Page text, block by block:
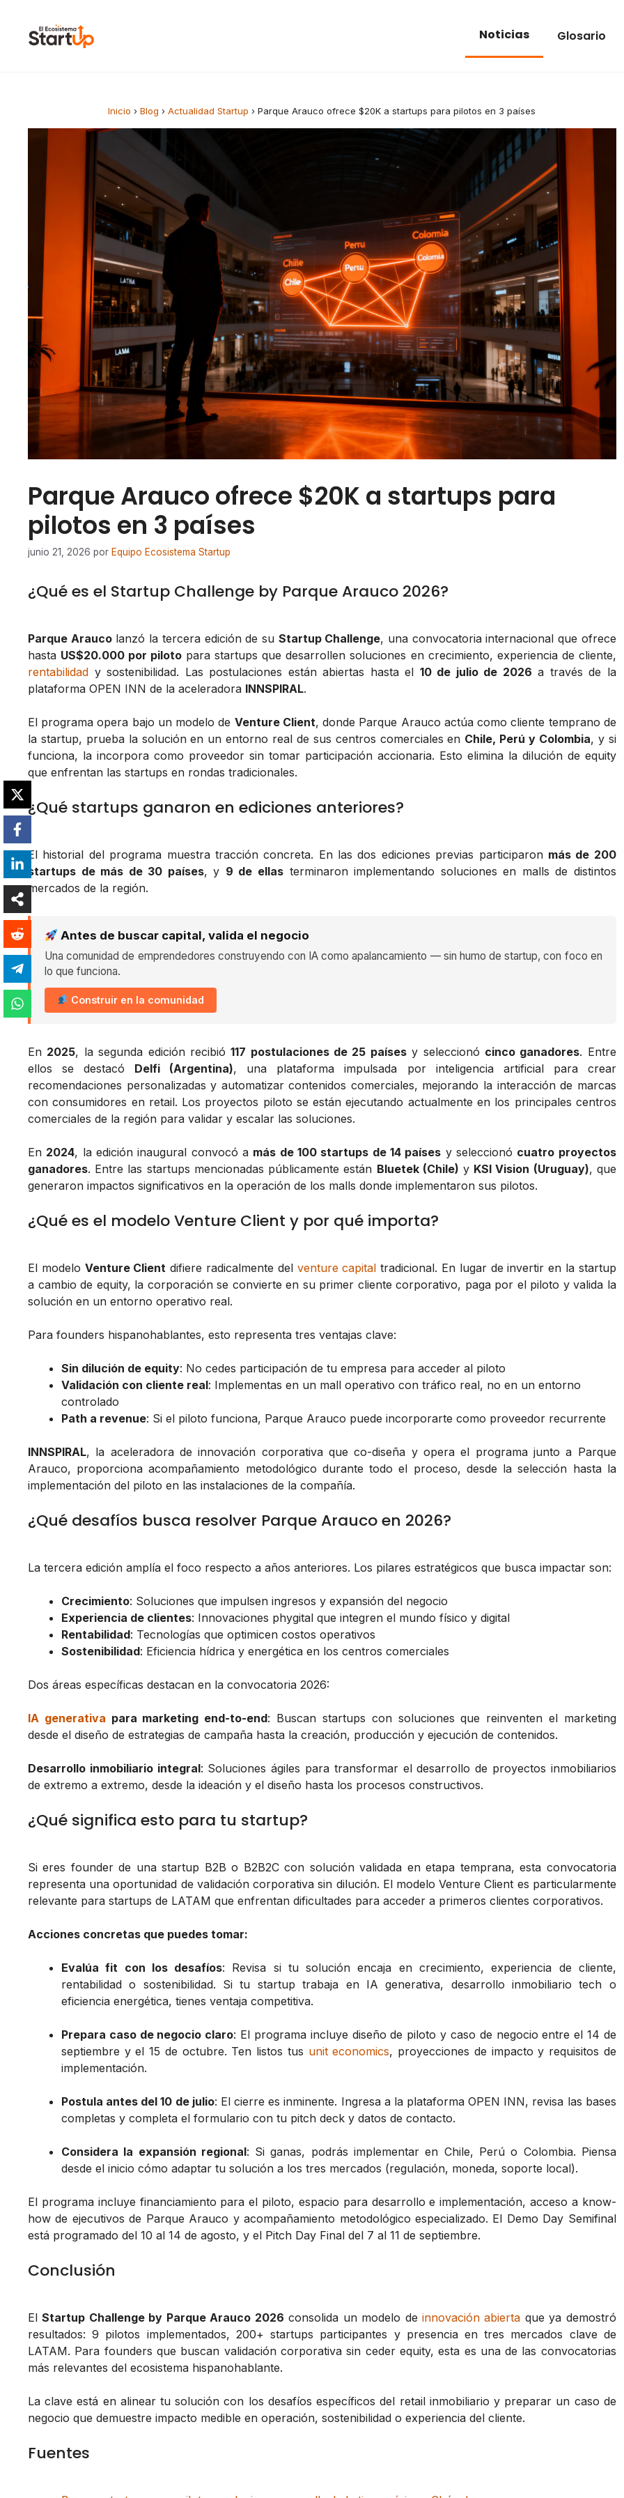
Noticias Glosario
Inicio › Blog › Actualidad Startup › Parque Arauco ofrece $20K a startups para pilotos en 3 países
Parque Arauco ofrece $20K a startups para
pilotos en 3 países
junio 21, 2026 por Equipo Ecosistema Startup
¿Qué es el Startup Challenge by Parque Arauco 2026?
Parque Araucolanzó la tercera edición de su Startup Challenge, una convocatoria internacional que ofrece
hasta US$20.000 por piloto para startups que desarrollen soluciones en crecimiento, experiencia de cliente,
rentabilidad y sostenibilidad. Las postulaciones están abiertas hasta el 10 de julio de 2026 a través de la
plataforma OPEN INN de la aceleradora INNSPIRAL.
El programa opera bajo un modelo de Venture Client, donde Parque Arauco actúa como cliente temprano de
la startup, prueba la solución en un entorno real de sus centros comerciales en Chile, Perú y Colombia, y si
funciona, la incorpora como proveedor sin tomar participación accionaria. Esto elimina la dilución de equity
que enfrentan las startups en rondas tradicionales.
¿Qué startups ganaron en ediciones anteriores?
El historial del programa muestra tracción concreta. En las dos ediciones previas participaron más de 200
startups de más de 30 países, y 9 de ellasterminaron implementando soluciones en malls de distintos
mercados de la región.
Antes de buscar capital, valida el negocio
Una comunidad de emprendedores construyendo con IA como apalancamiento — sin humo de startup, con foco en
lo que funciona.
Construir en la comunidad
En 2025, la segunda edición recibió117 postulaciones de 25 paísesy seleccionó cinco ganadores. Entre
ellos se destacó Delfi (Argentina), una plataforma impulsada por inteligencia artificial para crear
recomendaciones personalizadas y automatizar contenidos comerciales, mejorando la interacción de marcas
con consumidores en retail. Los proyectos piloto se están ejecutando actualmente en los principales centros
comerciales de la región para validar y escalar las soluciones.
En 2024, la edición inaugural convocó a más de 100 startups de 14 países y seleccionó cuatro proyectos
ganadores. Entre las startups mencionadas públicamente están Bluetek (Chile) y KSI Vision (Uruguay), que
generaron impactos significativos en la operación de los malls donde implementaron sus pilotos.
¿Qué es el modelo Venture Client y por qué importa?
El modelo Venture Client difiere radicalmente del venture capital tradicional. En lugar de invertir en la startup
a cambio de equity, la corporación se convierte en su primer cliente corporativo, paga por el piloto y valida la
solución en un entorno operativo real.
Para founders hispanohablantes, esto representa tres ventajas clave:
Sin dilución de equity: No cedes participación de tu empresa para acceder al piloto
Validación con cliente real: Implementas en un mall operativo con tráfico real, no en un entorno
controlado
Path a revenue: Si el piloto funciona, Parque Arauco puede incorporarte como proveedor recurrente
INNSPIRAL, la aceleradora de innovación corporativa que co-diseña y opera el programa junto a Parque
Arauco, proporciona acompañamiento metodológico durante todo el proceso, desde la selección hasta la
implementación del piloto en las instalaciones de la compañía.
¿Qué desafíos busca resolver Parque Arauco en 2026?
La tercera edición amplía el foco respecto a años anteriores. Los pilares estratégicos que busca impactar son:
Crecimiento: Soluciones que impulsen ingresos y expansión del negocio
Experiencia de clientes: Innovaciones phygital que integren el mundo físico y digital
Rentabilidad: Tecnologías que optimicen costos operativos
Sostenibilidad: Eficiencia hídrica y energética en los centros comerciales
Dos áreas específicas destacan en la convocatoria 2026:
IA generativa para marketing end-to-end: Buscan startups con soluciones que reinventen el marketing
desde el diseño de estrategias de campaña hasta la creación, producción y ejecución de contenidos.
Desarrollo inmobiliario integral: Soluciones ágiles para transformar el desarrollo de proyectos inmobiliarios
de extremo a extremo, desde la ideación y el diseño hasta los procesos constructivos.
¿Qué significa esto para tu startup?
Si eres founder de una startup B2B o B2B2C con solución validada en etapa temprana, esta convocatoria
representa una oportunidad de validación corporativa sin dilución. El modelo Venture Client es particularmente
relevante para startups de LATAM que enfrentan dificultades para acceder a primeros clientes corporativos.
Acciones concretas que puedes tomar:
Evalúa fit con los desafíos: Revisa si tu solución encaja en crecimiento, experiencia de cliente,
rentabilidad o sostenibilidad. Si tu startup trabaja en IA generativa, desarrollo inmobiliario tech o
eficiencia energética, tienes ventaja competitiva.
Prepara caso de negocio claro: El programa incluye diseño de piloto y caso de negocio entre el 14 de
septiembre y el 15 de octubre. Ten listos tus unit economics, proyecciones de impacto y requisitos de
implementación.
Postula antes del 10 de julio: El cierre es inminente. Ingresa a la plataforma OPEN INN, revisa las bases
completas y completa el formulario con tu pitch deck y datos de contacto.
Considera la expansión regional: Si ganas, podrás implementar en Chile, Perú o Colombia. Piensa
desde el inicio cómo adaptar tu solución a los tres mercados (regulación, moneda, soporte local).
El programa incluye financiamiento para el piloto, espacio para desarrollo e implementación, acceso a know-
how de ejecutivos de Parque Arauco y acompañamiento metodológico especializado. El Demo Day Semifinal
está programado del 10 al 14 de agosto, y el Pitch Day Final del 7 al 11 de septiembre.
Conclusión
ElStartup Challenge by Parque Arauco 2026 consolida un modelo de innovación abierta que ya demostró
resultados: 9 pilotos implementados, 200+ startups participantes y presencia en tres mercados clave de
LATAM. Para founders que buscan validación corporativa sin ceder equity, esta es una de las convocatorias
más relevantes del ecosistema hispanohablante.
La clave está en alinear tu solución con los desafíos específicos del retail inmobiliario y preparar un caso de
negocio que demuestre impacto medible en operación, sostenibilidad o experiencia del cliente.
Fuentes